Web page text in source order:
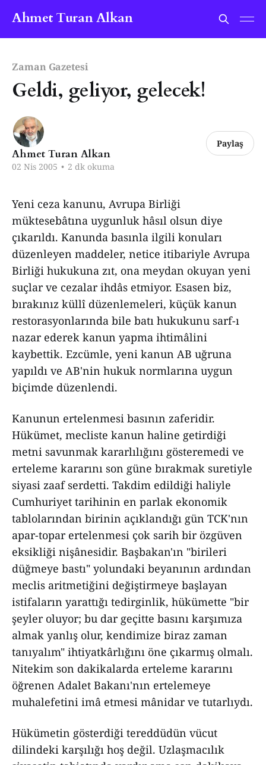
Ahmet Turan Alkan
Zaman Gazetesi
Geldi, geliyor, gelecek!
Ahmet Turan Alkan
02 Nis 2005 • 2 dk okuma
Paylaş
Yeni ceza kanunu, Avrupa Birliği
müktesebâtına uygunluk hâsıl olsun diye
çıkarıldı. Kanunda basınla ilgili konuları
düzenleyen maddeler, netice itibariyle Avrupa
Birliği hukukuna zıt, ona meydan okuyan yeni
suçlar ve cezalar ihdâs etmiyor. Esasen biz,
bırakınız küllî düzenlemeleri, küçük kanun
restorasyonlarında bile batı hukukunu sarf-ı
nazar ederek kanun yapma ihtimâlini
kaybettik. Ezcümle, yeni kanun AB uğruna
yapıldı ve AB'nin hukuk normlarına uygun
biçimde düzenlendi.
Kanunun ertelenmesi basının zaferidir.
Hükümet, mecliste kanun haline getirdiği
metni savunmak kararlılığını gösteremedi ve
erteleme kararını son güne bırakmak suretiyle
siyasi zaaf serdetti. Takdim edildiği haliyle
Cumhuriyet tarihinin en parlak ekonomik
tablolarından birinin açıklandığı gün TCK'nın
apar-topar ertelenmesi çok sarih bir özgüven
eksikliği nişânesidir. Başbakan'ın "birileri
düğmeye bastı" yolundaki beyanının ardından
meclis aritmetiğini değiştirmeye başlayan
istifaların yarattığı tedirginlik, hükümette "bir
şeyler oluyor; bu dar geçitte basını karşımıza
almak yanlış olur, kendimize biraz zaman
tanıyalım" ihtiyatkârlığını öne çıkarmış olmalı.
Nitekim son dakikalarda erteleme kararını
öğrenen Adalet Bakanı'nın ertelemeye
muhalefetini imâ etmesi mânidar ve tutarlıydı.
Hükümetin gösterdiği tereddüdün vücut
dilindeki karşılığı hoş değil. Uzlaşmacılık